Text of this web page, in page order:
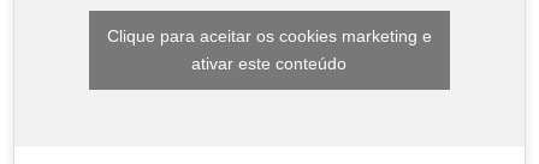
Clique para aceitar os cookies marketing e
ativar este conteúdo